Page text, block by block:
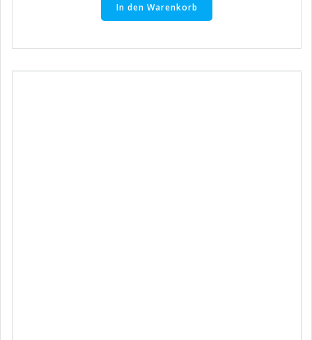
In den Warenkorb